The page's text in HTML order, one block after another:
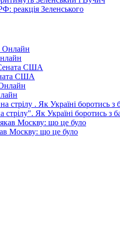
реакція Зеленського
США
Як Україні боротись з
Москву: що це було